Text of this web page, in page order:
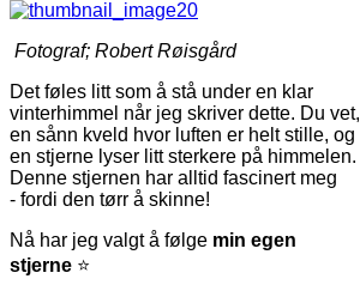
Fotograf; Robert Røisgård
Det føles litt som å stå under en klar
vinterhimmel når jeg skriver dette. Du vet,
en sånn kveld hvor luften er helt stille, og
en stjerne lyser litt sterkere på himmelen.
Denne stjernen har alltid fascinert meg
- fordi den tørr å skinne!
Nå har jeg valgt å følge min egen
stjerne ⭐